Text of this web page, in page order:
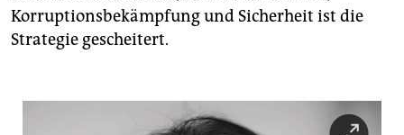
Korruptionsbekämpfung und Sicherheit ist die
Strategie gescheitert.